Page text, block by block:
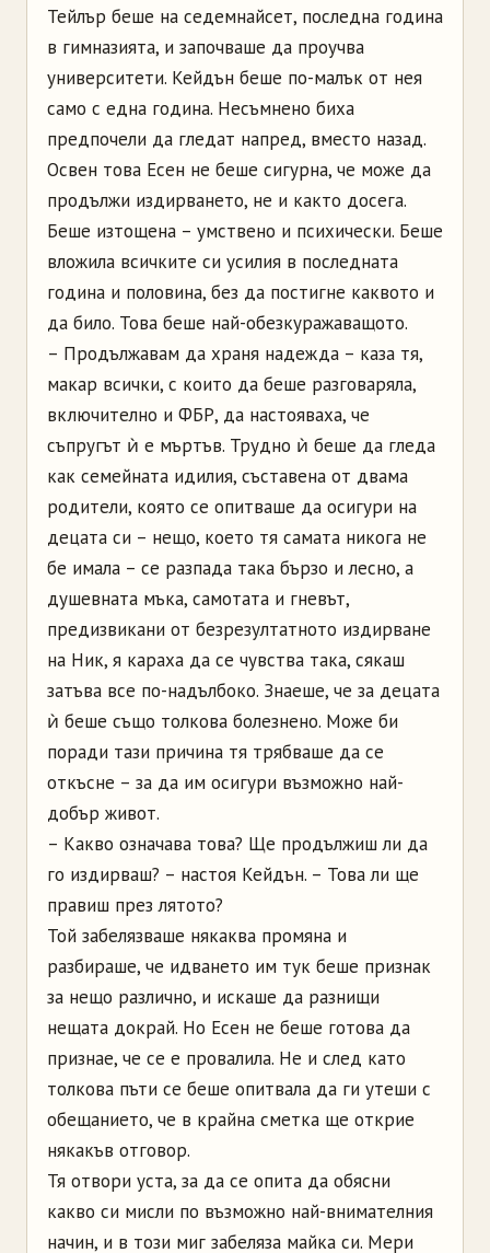
Тейлър беше на седемнайсет, последна година
в гимназията, и започваше да проучва
университети. Кейдън беше по-малък от нея
само с една година. Несъмнено биха
предпочели да гледат напред, вместо назад.
Освен това Есен не беше сигурна, че може да
продължи издирването, не и както досега.
Беше изтощена – умствено и психически. Беше
вложила всичките си усилия в последната
година и половина, без да постигне каквото и
да било. Това беше най-обезкуражаващото.
– Продължавам да храня надежда – каза тя,
макар всички, с които да беше разговаряла,
включително и ФБР, да настояваха, че
съпругът ѝ е мъртъв. Трудно ѝ беше да гледа
как семейната идилия, съставена от двама
родители, която се опитваше да осигури на
децата си – нещо, което тя самата никога не
бе имала – се разпада така бързо и лесно, а
душевната мъка, самотата и гневът,
предизвикани от безрезултатното издирване
на Ник, я караха да се чувства така, сякаш
затъва все по-надълбоко. Знаеше, че за децата
ѝ беше също толкова болезнено. Може би
поради тази причина тя трябваше да се
откъсне – за да им осигури възможно най-
добър живот.
– Какво означава това? Ще продължиш ли да
го издирваш? – настоя Кейдън. – Това ли ще
правиш през лятото?
Той забелязваше някаква промяна и
разбираше, че идването им тук беше признак
за нещо различно, и искаше да разнищи
нещата докрай. Но Есен не беше готова да
признае, че се е провалила. Не и след като
толкова пъти се беше опитвала да ги утеши с
обещанието, че в крайна сметка ще открие
някакъв отговор.
Тя отвори уста, за да се опита да обясни
какво си мисли по възможно най-внимателния
начин, и в този миг забеляза майка си. Мери